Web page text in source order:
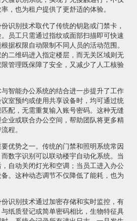
，也为租户提供了更舒适的体验。
识别技术取代了传统的钥匙或门禁卡，
员工只需通过指纹或面部扫描即可快速
据权限自动限制不同人员的活动范围。
二维码进入指定楼层，而无关区域则无
管理既保障了安全，又减少了人工核验
智能办公系统的结合进一步提升了工作
室预约或使用共享设备时，均可通过统
配，无需重复输入账号密码。这种无缝
业或联合办公空间，帮助团队将更多精
程。
优势之一。传统的门禁和照明系统常因
数字识别可以联动楼宇自动化系统。当
自动关闭灯光和空调；当员工进入办公
。这种动态调节不仅降低了能耗，也为
识别技术通过加密存储和实时监控，有
纸质登记或简单密码相比，生物特征具